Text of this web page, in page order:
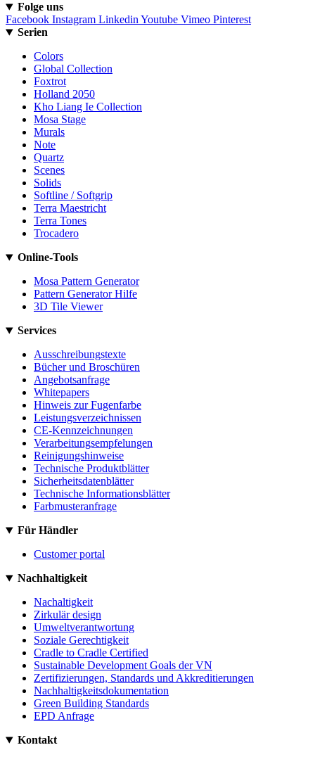
Folge uns
Facebook Instagram Linkedin Youtube Vimeo Pinterest
Serien
Colors
Global Collection
Foxtrot
Holland 2050
Kho Liang Ie Collection
Mosa Stage
Murals
Note
Quartz
Scenes
Solids
Softline / Softgrip
Terra Maestricht
Terra Tones
Trocadero
Online-Tools
Mosa Pattern Generator
Pattern Generator Hilfe
3D Tile Viewer
Services
Ausschreibungstexte
Bücher und Broschüren
Angebotsanfrage
Whitepapers
Hinweis zur Fugenfarbe
Leistungsverzeichnissen
CE-Kennzeichnungen
Verarbeitungsempfelungen
Reinigungshinweise
Technische Produktblätter
Sicherheitsdatenblätter
Technische Informationsblätter
Farbmusteranfrage
Für Händler
Customer portal
Nachhaltigkeit
Nachaltigkeit
Zirkulär design
Umweltverantwortung
Soziale Gerechtigkeit
Cradle to Cradle Certified
Sustainable Development Goals der VN
Zertifizierungen, Standards und Akkreditierungen
Nachhaltigkeitsdokumentation
Green Building Standards
EPD Anfrage
Kontakt